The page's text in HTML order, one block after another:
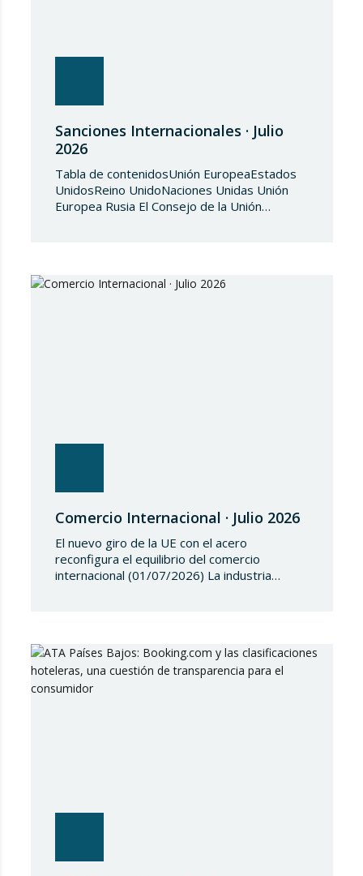
Sanciones Internacionales · Julio
2026
Tabla de contenidosUnión EuropeaEstados
UnidosReino UnidoNaciones Unidas Unión
Europea Rusia El Consejo de la Unión
(UE) 2018/1542 relativo a la adopción de
Comercio Internacional · Julio 2026
El nuevo giro de la UE con el acero
reconfigura el equilibrio del comercio
internacional (01/07/2026) La industria
Europea ha modificado las condiciones de
entrada de acero, estableciendo un
contingente arancelario de…